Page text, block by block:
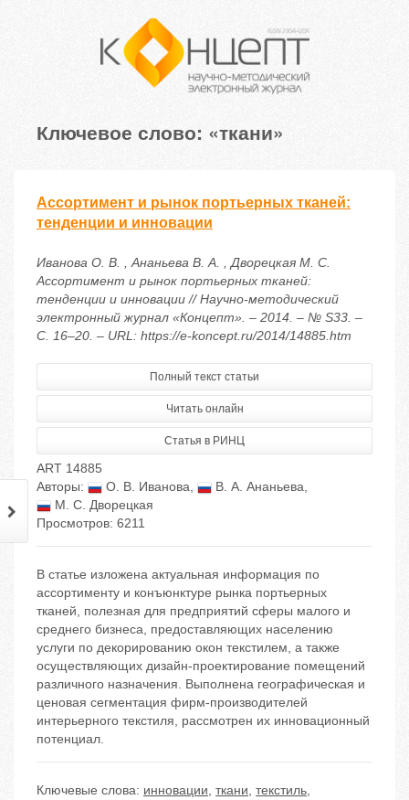
Ключевое слово: «ткани»
Ассортимент и рынок портьерных тканей:
тенденции и инновации
Иванова О. В. , Ананьева В. А. , Дворецкая М. С.
Ассортимент и рынок портьерных тканей:
тенденции и инновации // Научно-методический
электронный журнал «Концепт». – 2014. – № S33. –
С. 16–20. – URL: https://e-koncept.ru/2014/14885.htm
Полный текст статьи
Читать онлайн
Статья в РИНЦ
ART 14885
Авторы:
О. В. Иванова, В. А. Ананьева,
М. С. Дворецкая
Просмотров: 6211
В статье изложена актуальная информация по
ассортименту и конъюнктуре рынка портьерных
тканей, полезная для предприятий сферы малого и
среднего бизнеса, предоставляющих населению
услуги по декорированию окон текстилем, а также
осуществляющих дизайн-проектирование помещений
различного назначения. Выполнена географическая и
ценовая сегментация фирм-производителей
интерьерного текстиля, рассмотрен их инновационный
потенциал.
Ключевые слова: инновации, ткани, текстиль,